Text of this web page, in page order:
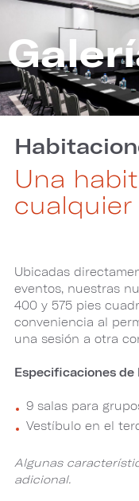
Una
cualquier
Ubicadas
eventos, nuestras
400 y 575 pies
conveniencia al
una sesión a otra
Especificaciones de
9 salas para
Vestíbulo en el
Algunas
adicional.